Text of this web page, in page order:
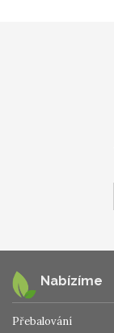
Nabízíme
Přebalování